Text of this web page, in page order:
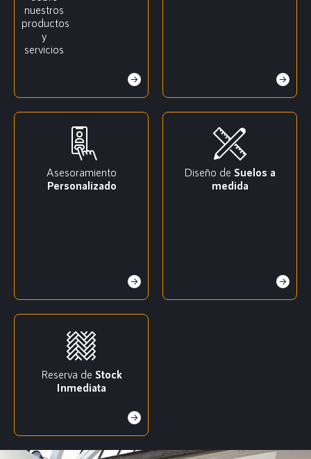
nuestros
productos
y
servicios
Asesoramiento
Personalizado
Diseño de Suelos a
medida
Reserva de Stock
Inmediata